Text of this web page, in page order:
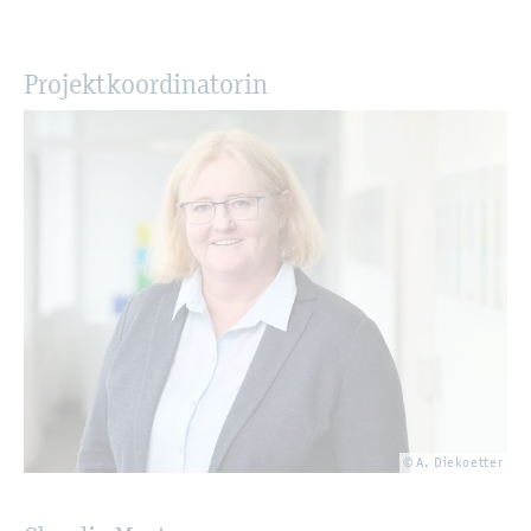
Pro­jekt­ko­or­di­na­to­rin
© A. Die­ko­et­ter